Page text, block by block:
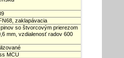
zaklapávacia
so štvorcovým prierezom
mm, vzdialenosť radov 600
MCU